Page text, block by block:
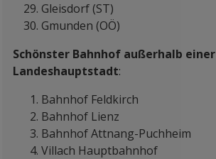
Gleisdorf (ST)
Gmunden (OÖ)
Schönster Bahnhof außerhalb einer
Landeshauptstadt:
Bahnhof Feldkirch
Bahnhof Lienz
Bahnhof Attnang-Puchheim
Villach Hauptbahnhof